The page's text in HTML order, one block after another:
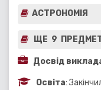
АСТРОНОМІЯ
ЩЕ 9
Досвід
Освіта: